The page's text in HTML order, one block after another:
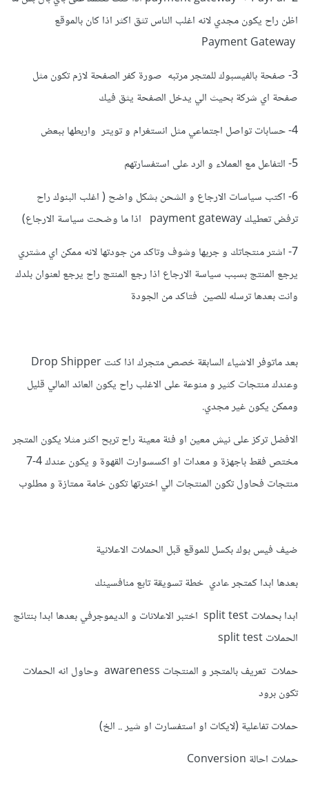
اظن راح يكون مجدي لانه اغلب الناس تثق اكثر اذا كان بالموقع
3- صفحة بالفيسبوك للمتجر مرتبه صورة كفر الصفحة لازم تكون مثل
صفحة اي شركة بحيث الي يدخل الصفحة يثق فيك
4- حسابات تواصل اجتماعي مثل انستغرام و تويتر واربطها ببعض
5- التفاعل مع العملاء و الرد على استفسارتهم
6- اكتب سياسات الارجاع و الشحن بشكل واضح ( اغلب البنوك راح
ترفض تعطيك payment gateway اذا ما وضحت سياسة الارجاع)
7- اشتر منتجاتك و جربها وشوف وتاكد من جودتها لانه ممكن اي مشتري
يرجع المنتج بسبب سياسة الارجاع اذا رجع المنتج راح يرجع لعنوان بلدك
وانت بعدها ترسله للصين فتاكد من الجودة
بعد ماتوفر الاشياء السابقة خصص متجرك اذا كنت Drop Shipper
وعندك منتجات كثير و منوعة على الاغلب راح يكون العائد المالي قليل
وممكن يكون غير مجدي.
الافضل تركز على نيش معين او فئة معينة راح تربح اكثر مثلا يكون المتجر
مختص فقط باجهزة و معدات او اكسسوارت القهوة و يكون عندك 4-7
منتجات فحاول تكون المنتجات الي اخترتها تكون خامة ممتازة و مطلوب
ضيف فيس بوك بكسل للموقع قبل الحملات الاعلانية
بعدها ابدا كمتجر عادي خطة تسويقة تابع منافسينك
ابدا بحملات split test اختبر الاعلانات و الديموجرفي بعدها ابدا بنتائج
الحملات split test
حملات تعريف بالمتجر و المنتجات awareness وحاول انه الحملات
تكون برود
حملات تفاعلية (لايكات او استفسارت او شير .. الخ)
حملات احالة Conversion